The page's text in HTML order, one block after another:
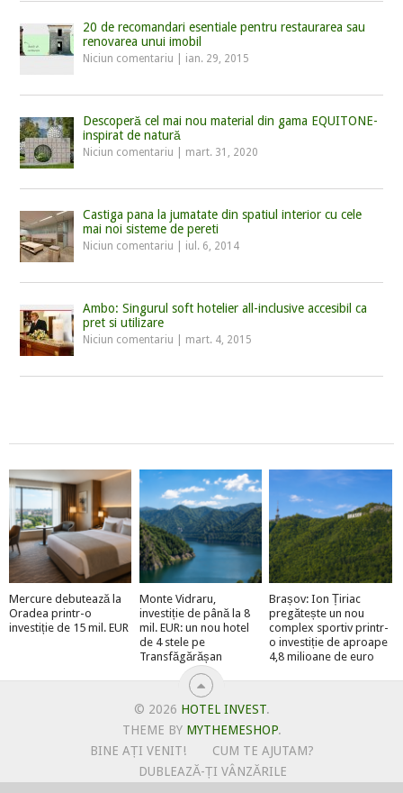
20 de recomandari esentiale pentru restaurarea sau
renovarea unui imobil
Niciun comentariu ian. 29, 2015
Descoperă cel mai nou material din gama EQUITONE-
inspirat de natură
Niciun comentariu mart. 31, 2020
Castiga pana la jumatate din spatiul interior cu cele
mai noi sisteme de pereti
Niciun comentariu iul. 6, 2014
Ambo: Singurul soft hotelier all-inclusive accesibil ca
pret si utilizare
Niciun comentariu mart. 4, 2015
Mercure debutează la
Oradea printr-o
investiție de 15 mil. EUR
Monte Vidraru,
investiție de până la 8
mil. EUR: un nou hotel
de 4 stele pe
Transfăgărășan
Brașov: Ion Țiriac
pregătește un nou
complex sportiv printr-
o investiție de aproape
4,8 milioane de euro
© 2026 HOTEL INVEST.
THEME BY MYTHEMESHOP.
BINE AȚI VENIT!
CUM TE AJUTAM?
DUBLEAZĂ-ȚI VÂNZĂRILE